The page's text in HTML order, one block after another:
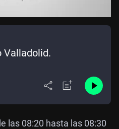
Valladolid.
las 08:20 hasta las 08:30